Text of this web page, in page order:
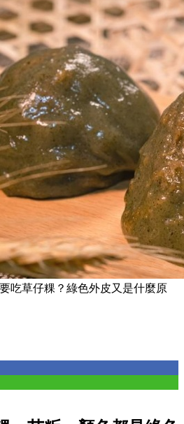
吃草仔粿？綠色外皮又是什麼原